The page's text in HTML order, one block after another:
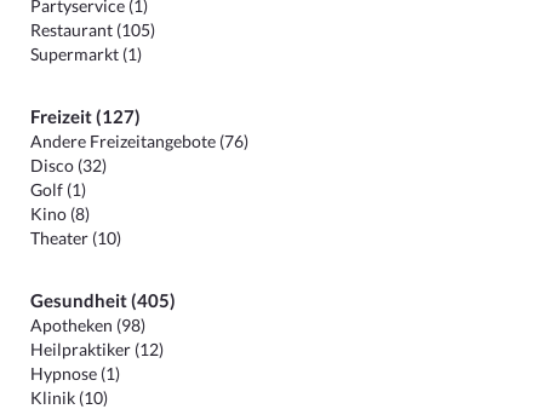
Partyservice (1)
Restaurant (105)
Supermarkt (1)
Freizeit (127)
Andere Freizeitangebote (76)
Disco (32)
Golf (1)
Kino (8)
Theater (10)
Gesundheit (405)
Apotheken (98)
Heilpraktiker (12)
Hypnose (1)
Klinik (10)